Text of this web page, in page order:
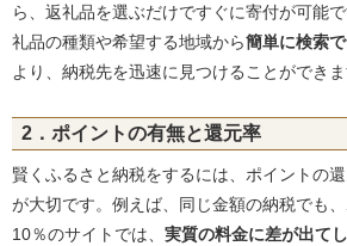
ら、返礼品を選ぶだけですぐに寄付が可能
礼品の種類や希望する地域から簡単に検索
より、納税先を迅速に見つけることができま
2．ポイントの有無と還元率
賢くふるさと納税をするには、ポイントの
が大切です。例えば、同じ金額の納税でも
10％のサイトでは、 実質の料金に差が出てし